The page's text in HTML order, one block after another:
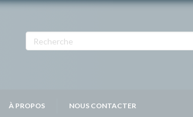
À PROPOS NOUS CONTACTER